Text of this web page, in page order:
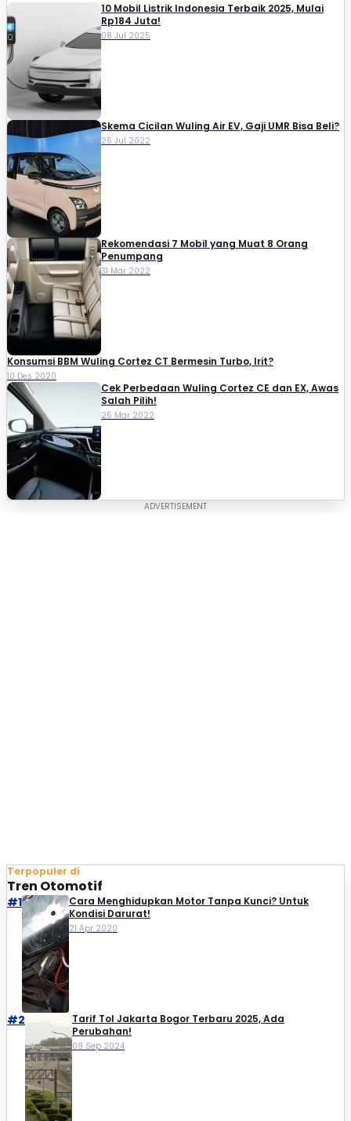
10 Mobil Listrik Indonesia Terbaik 2025, Mulai
Rp184 Juta!
08 Jul 2025
Skema Cicilan Wuling Air EV, Gaji UMR Bisa Beli?
25 Jul 2022
Rekomendasi 7 Mobil yang Muat 8 Orang
Penumpang
31 Mar 2022
Konsumsi BBM Wuling Cortez CT Bermesin Turbo, Irit?
10 Des 2020
Cek Perbedaan Wuling Cortez CE dan EX, Awas
Salah Pilih!
25 Mar 2022
Terpopuler di
Tren Otomotif
#1
Cara Menghidupkan Motor Tanpa Kunci? Untuk
Kondisi Darurat!
21 Apr 2020
#2
Tarif Tol Jakarta Bogor Terbaru 2025, Ada
Perubahan!
09 Sep 2024